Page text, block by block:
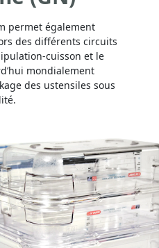
permet également
des différents circuits
cuisson et le
mondialement
des ustensiles sous